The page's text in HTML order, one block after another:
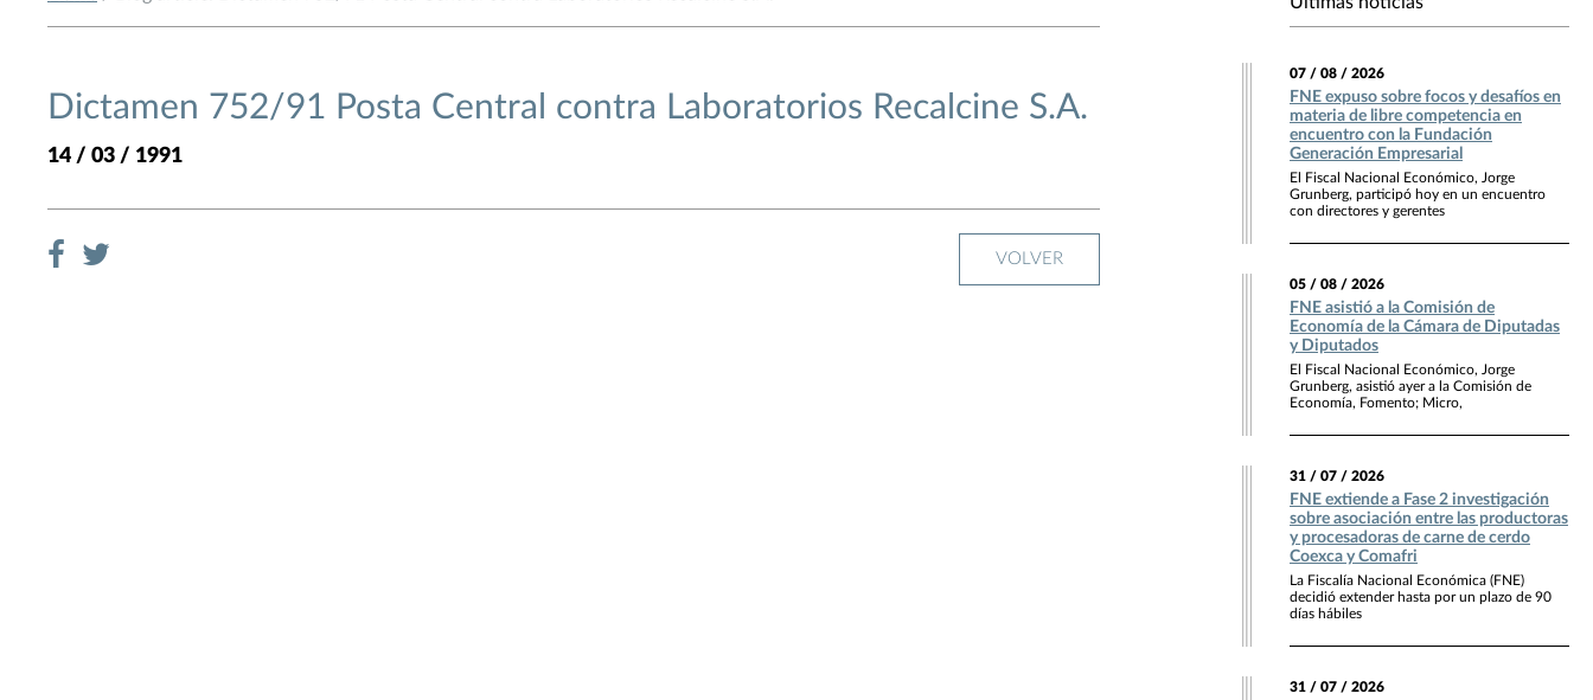
Dictamen 752/91 Posta Central contra Laboratorios Recalcine S.A.
14 / 03 / 1991
VOLVER
07 / 08 / 2026
FNE expuso sobre focos y desafíos en
materia de libre competencia en
encuentro con la Fundación
Generación Empresarial
El Fiscal Nacional Económico, Jorge
Grunberg, participó hoy en un encuentro
con directores y gerentes
05 / 08 / 2026
FNE asistió a la Comisión de
Economía de la Cámara de Diputadas
y Diputados
El Fiscal Nacional Económico, Jorge
Grunberg, asistió ayer a la Comisión de
Economía, Fomento; Micro,
31 / 07 / 2026
FNE extiende a Fase 2 investigación
sobre asociación entre las productoras
y procesadoras de carne de cerdo
Coexca y Comafri
La Fiscalía Nacional Económica (FNE)
decidió extender hasta por un plazo de 90
días hábiles
31 / 07 / 2026